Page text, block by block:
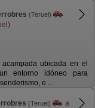
(Teruel)
ubicada en el
entorno idóneo para
e ...
(Teruel)
a